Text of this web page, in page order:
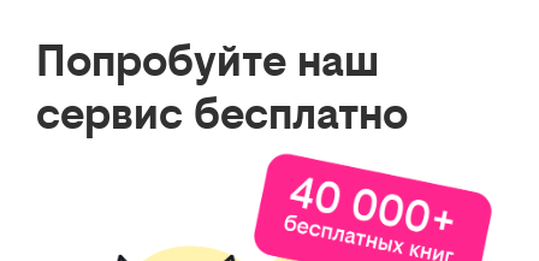
Попробуйте наш
сервис бесплатно